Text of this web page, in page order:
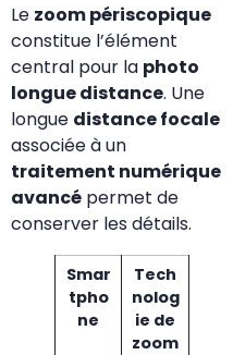
Le zoom périscopique
constitue l’élément
central pour la photo
longue distance. Une
longue distance focale
associée à un
traitement numérique
avancé permet de
conserver les détails.
Smar
tpho
ne
Tech
nolog
ie de
zoom